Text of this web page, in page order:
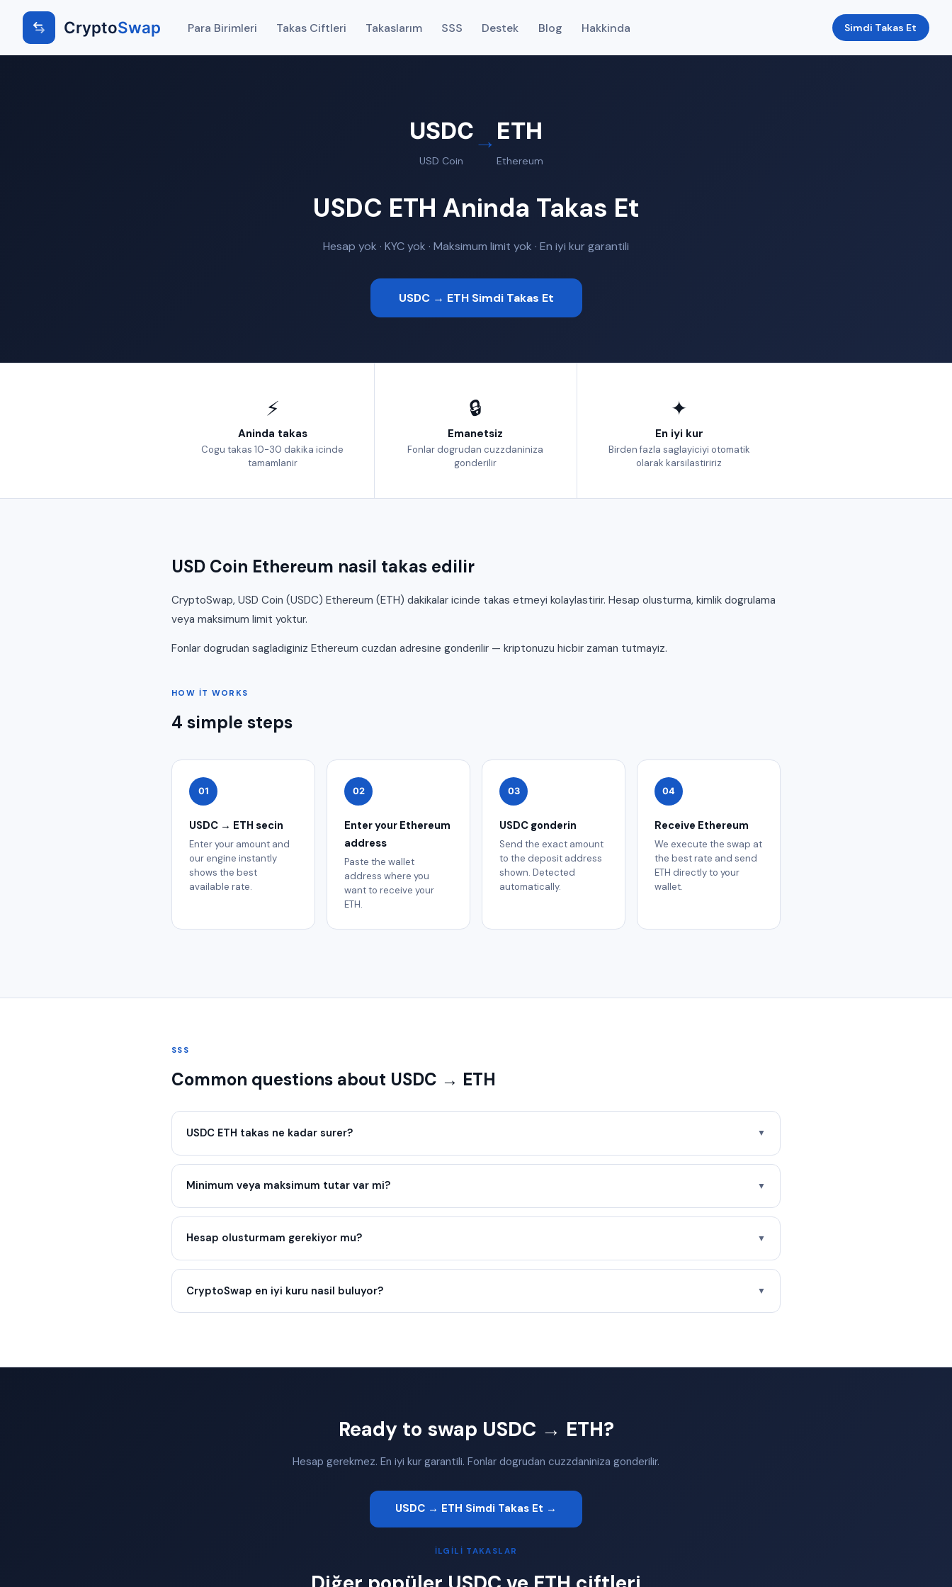
CryptoSwap Para Birimleri Takas Ciftleri Takaslarım SSS Destek Blog Hakkinda Simdi Takas Et
USDC
USD Coin
→ ETH
Ethereum
USDC ETH Aninda Takas Et
Hesap yok · KYC yok · Maksimum limit yok · En iyi kur garantili
USDC → ETH Simdi Takas Et
⚡
Aninda takas
Cogu takas 10-30 dakika icinde
tamamlanir
🔒
Emanetsiz
Fonlar dogrudan cuzzdaniniza
gonderilir
✦
En iyi kur
Birden fazla saglayiciyi otomatik
olarak karsilastiririz
USD Coin Ethereum nasil takas edilir
CryptoSwap, USD Coin (USDC) Ethereum (ETH) dakikalar icinde takas etmeyi kolaylastirir. Hesap olusturma, kimlik dogrulama
veya maksimum limit yoktur.
Fonlar dogrudan sagladiginiz Ethereum cuzdan adresine gonderilir — kriptonuzu hicbir zaman tutmayiz.
HOW IT WORKS
4 simple steps
01
USDC → ETH secin
Enter your amount and
our engine instantly
shows the best
available rate.
02
Enter your Ethereum
address
Paste the wallet
address where you
want to receive your
ETH.
03
USDC gonderin
Send the exact amount
to the deposit address
shown. Detected
automatically.
04
Receive Ethereum
We execute the swap at
the best rate and send
ETH directly to your
wallet.
SSS
Common questions about USDC → ETH
USDC ETH takas ne kadar surer? ▼
Minimum veya maksimum tutar var mi? ▼
Hesap olusturmam gerekiyor mu? ▼
CryptoSwap en iyi kuru nasil buluyor? ▼
Ready to swap USDC → ETH?
Hesap gerekmez. En iyi kur garantili. Fonlar dogrudan cuzzdaniniza gonderilir.
USDC → ETH Simdi Takas Et →
İLGILI TAKASLAR